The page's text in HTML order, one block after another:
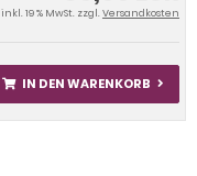
inkl. 19 % MwSt. zzgl.Versandkosten
IN DEN WARENKORB